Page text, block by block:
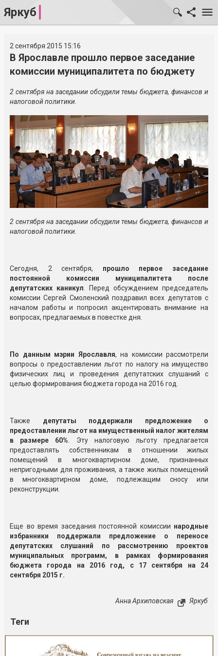
Яркуб
2 сентября 2015 15:16
В Ярославле прошло первое заседание
комиссии муниципалитета по бюджету
2 сентября на заседании обсудили темы бюджета, финансов и
налоговой политики.
2 сентября на заседании обсудили темы бюджета, финансов и
налоговой политики.
Сегодня, 2 сентября, прошло первое заседание
постоянной комиссии муниципалитета после
депутатских каникул. Перед обсуждением председатель
комиссии Сергей Смоленский поздравил всех депутатов с
началом работы и попросил акцентировать внимание на
вопросах, предлагаемых в повестке дня.
По данным мэрии Ярославля, на комиссии рассмотрели
вопросы о предоставлении льгот по налогу на имущество
физических лиц и проведения депутатских слушаний с
целью формирования бюджета города на 2016 год.
Также депутаты поддержали предложение о
предоставлении льгот на имущественный налог жителям
в размере 60%. Эту налоговую льготу предлагается
предоставлять собственникам в отношении жилых
помещений в многоквартирном доме, признанных
непригодными для проживания, а также жилых помещений
в многоквартирном доме, подлежащим сносу или
реконструкции.
Еще во время заседания постоянной комиссии народные
избранники поддержали предложение о переносе
депутатских слушаний по рассмотрению проектов
муниципальных программ, в рамках формирования
бюджета города на 2016 год, с 17 сентября на 24
сентября 2015 г.
Анна Архиповская Яркуб
Теги